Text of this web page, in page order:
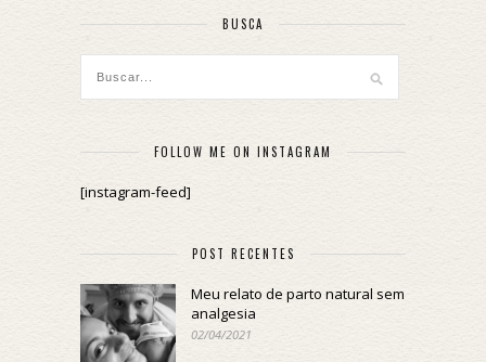
BUSCA
FOLLOW ME ON INSTAGRAM
[instagram-feed]
POST RECENTES
Meu relato de parto natural sem
analgesia
02/04/2021